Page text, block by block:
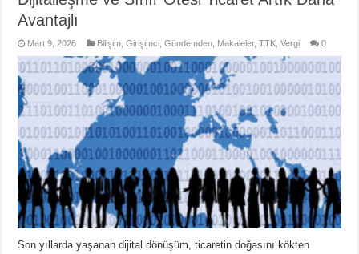
Avantajlı
Mart 9, 2026 Bilişim ,Girişimci ,Gündemden Makaleler,TTK ,Vergi 0
Son yıllarda yaşanan dijital dönüşüm, ticaretin doğasını kökten